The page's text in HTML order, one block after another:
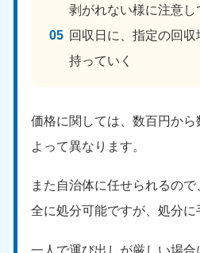
剥がれない様に注意し
回収日に、指定の回
持っていく
価格に関しては、数百円か
よって異なります。
また自治体に任せられるの
全に処分可能ですが、処分に
一人で運び出しが厳しい場
中国
岡山県
050-1881-5146
広島県
050-1881-5144
9:00〜19:00 年中無休
島根県
050-1881-5145